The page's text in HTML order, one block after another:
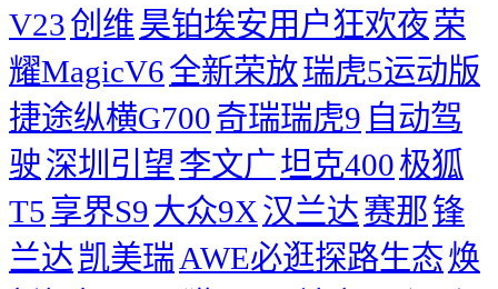
V23创维昊铂埃安用户狂欢夜荣
耀MagicV6全新荣放瑞虎5运动版
捷途纵横G700奇瑞瑞虎9 自动驾
驶深圳引望 李文广坦克400极狐
T5享界S9大众9X汉兰达赛那锋
兰达 凯美瑞 AWE必逛探路生态焕